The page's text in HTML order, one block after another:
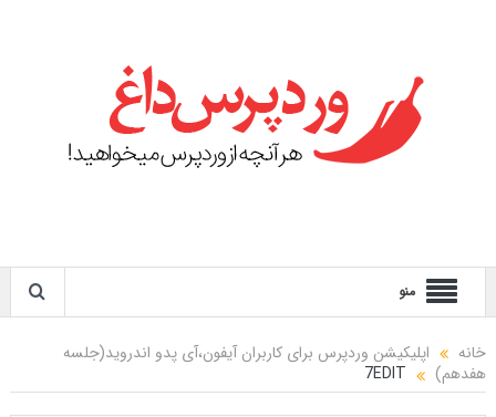
منو
خانه
اپلیکیشن وردپرس برای کاربران آیفون،آی پدو اندروید(جلسه
هفدهم)
7EDIT